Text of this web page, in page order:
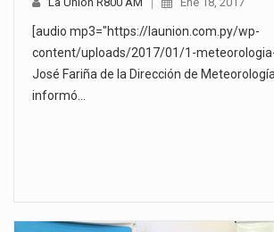
[audio mp3="https://launion.com.py/wp-
content/uploads/2017/01/1-
José Fariña de la Dirección de
informó…